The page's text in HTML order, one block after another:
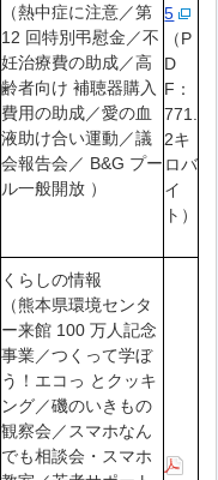
（熱中症に注意／第
12 回特別弔慰金／不
妊治療費の助成／高
齢者向け 補聴器購入
費用の助成／愛の血
液助け合い運動／議
会報告会／ B&G プー
ル一般開放 ）
5
（P
D
F：
771.
2キ
ロバ
イ
ト）
くらしの情報
（熊本県環境センタ
ー来館 100 万人記念
事業／つくって学ぼ
う！エコっ とクッキ
ング／磯のいきもの
観察会／スマホなん
でも相談会・スマホ